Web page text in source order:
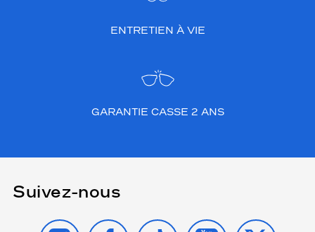
ENTRETIEN À VIE
GARANTIE CASSE 2 ANS
Suivez-nous
INSTAGRAMFACEBOOK
TIKTOK YOUTUBE
X